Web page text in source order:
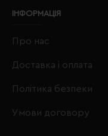
ІНФОРМАЦІЯ
Про нас
Доставка і оплата
Політика безпеки
Умови договору